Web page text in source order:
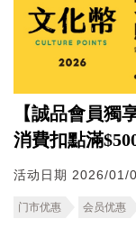
【誠品會員獨
消費扣點滿
活动日期 2026/01/
门市优惠 会员优惠